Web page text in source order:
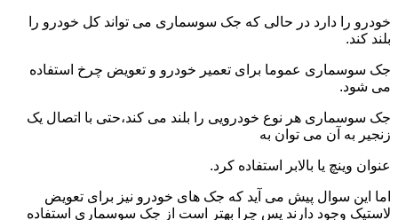
خودرو را دارد در حالی که جک سوسماری می تواند کل خودرو را
بلند کند.
جک سوسماری عموما برای تعمیر خودرو و تعویض چرخ استفاده
می شود.
جک سوسماری هر نوع خودرویی را بلند می کند،حتی با اتصال یک
زنجیر به آن می توان به
عنوان وینچ یا بالابر استفاده کرد.
اما این سوال پیش می آید که جک های خودرو نیز برای تعویض
لاستیک وجود دارند پس چرا بهتر است از جک سوسماری استفاده